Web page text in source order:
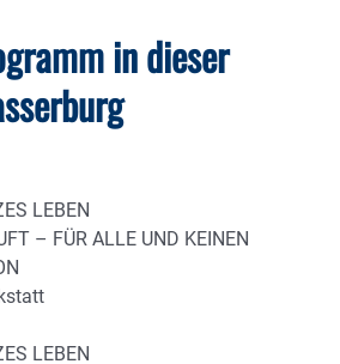
in dieser
LEBEN
– FÜR ALLE UND KEINEN
LEBEN